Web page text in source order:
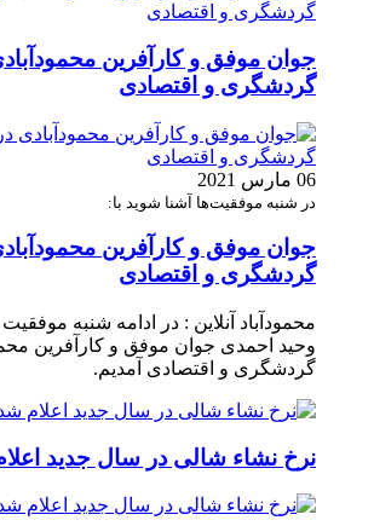
جوان موفق و کارآفرین
گردشگری و اقتصادی
06 مارس 2021
در شنبه موفقیت‌ها آشنا شوید با:
جوان موفق و کارآفرین
گردشگری و اقتصادی
محمودآباد آنلاین : در ادامه شنبه
وحید احمدی جوان موفق و کارآفرین
گردشگری و اقتصادی آمدیم.
نرخ نشاء شالی در سال جدید